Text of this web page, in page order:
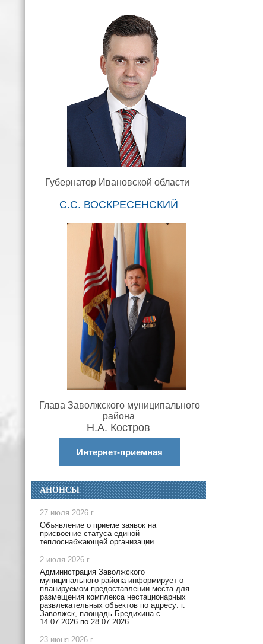
Губернатор Ивановской области
С.С. ВОСКРЕСЕНСКИЙ
Глава Заволжского муниципального
района
Н.А. Костров
Интернет-приемная
АНОНСЫ
27 июля 2026 г.
Объявление о приеме заявок на
присвоение статуса единой
теплоснабжающей организации
2 июля 2026 г.
Администрация Заволжского
муниципального района информирует о
планируемом предоставлении места для
размещения комплекса нестационарных
развлекательных объектов по адресу: г.
Заволжск, площадь Бредихина с
14.07.2026 по 28.07.2026.
23 июня 2026 г.